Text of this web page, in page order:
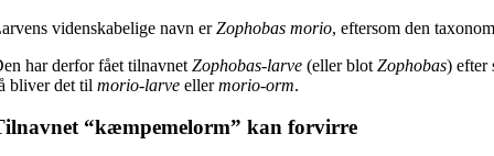
videnskabelige navn erZophobas morio, eftersom den
har derfor fået tilnavnet Zophobas-larve(eller blot Zophobas) efter
bliver det til morio-larveellermorio-orm.
“kæmpemelorm” kan forvirre